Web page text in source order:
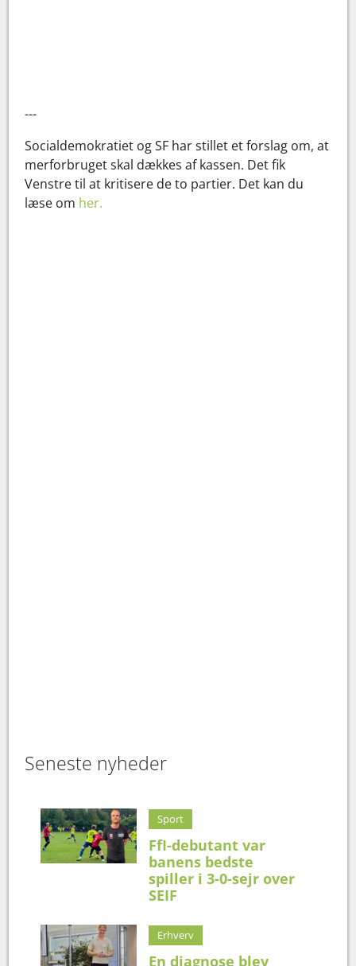
---
Socialdemokratiet og SF har stillet et forslag om, at
merforbruget skal dækkes af kassen. Det fik
Venstre til at kritisere de to partier. Det kan du
læse om her.
Seneste nyheder
Sport
FfI-debutant var
banens bedste
spiller i 3-0-sejr over
SEIF
Erhverv
En diagnose blev